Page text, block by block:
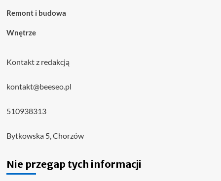
Remont i budowa
Wnętrze
Kontakt z redakcją
kontakt@beeseo.pl
510938313
Bytkowska 5, Chorzów
Nie przegap tych informacji